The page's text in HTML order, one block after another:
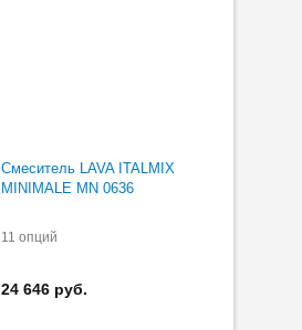
Смеситель LAVA ITALMIX
MINIMALE MN 0636
11 опций
24 646 руб.